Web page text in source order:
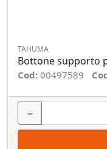
TAHUMA
Bottone supporto
Cod: 00497589
−